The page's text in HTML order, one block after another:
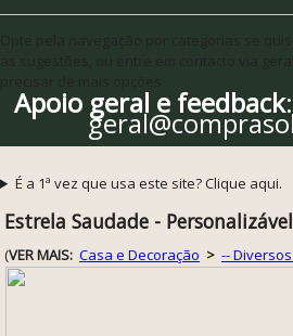
Apoio geral e feedback
É a 1ª vez que usa este site? Clique aqui.
Estrela Saudade - Personalizável
(VER MAIS: Casa e Decoração > --